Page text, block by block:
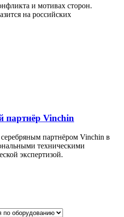
и мотивах сторон.
на российских
партнёр Vinchin
партнёром Vinchin в
техническими
экспертизой.